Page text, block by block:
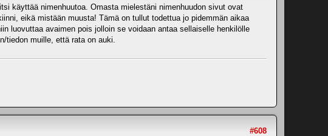
käyttää nimenhuutoa. Omasta mielestäni nimenhuudon sivut ovat
eikä mistään muusta! Tämä on tullut todettua jo pidemmän aikaa
luovuttaa avaimen pois jolloin se voidaan antaa sellaiselle henkilölle
tiedon muille, että rata on auki.
#608